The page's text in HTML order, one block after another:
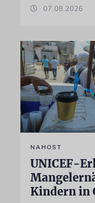
07.08.2026
NAHOST
UNICEF-
Kindern in